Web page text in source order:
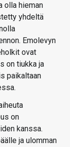
olla hieman
yhdeltä
Emolevyn
ovat
on tiukka ja
paikaltaan
on
kanssa.
ja ulomman